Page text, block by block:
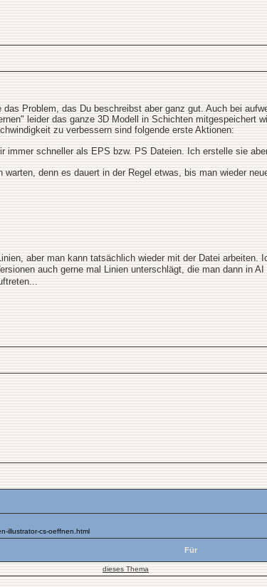
das Problem, das Du beschreibst aber ganz gut. Auch bei
leider das ganze 3D Modell in Schichten mitgespeichert
zu verbessern sind folgende erste Aktionen:
immer schneller als EPS bzw. PS Dateien. Ich erstelle sie
denn es dauert in der Regel etwas, bis man wieder
aber man kann tatsächlich wieder mit der Datei
auch gerne mal Linien unterschlägt, die man dann in
illustrator-cs-oeffnen.html
Für
dieses Thema